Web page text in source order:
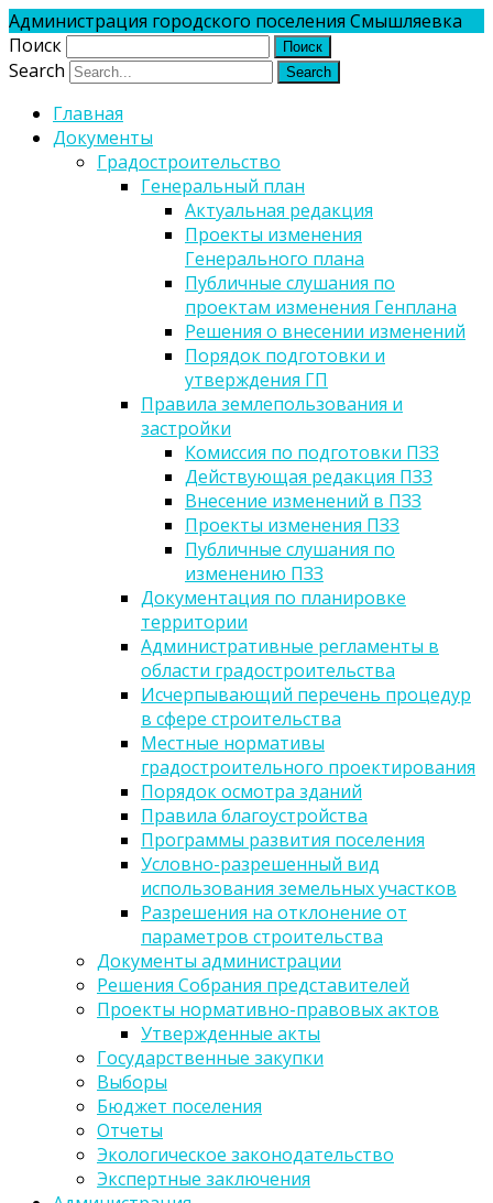
Администрация городского поселения Смышляевка
Поиск
Search
Главная
Документы
Градостроительство
Генеральный план
Актуальная редакция
Проекты изменения
Генерального плана
Публичные слушания по
проектам изменения Генплана
Решения о внесении изменений
Порядок подготовки и
утверждения ГП
Правила землепользования и
застройки
Комиссия по подготовки ПЗЗ
Действующая редакция ПЗЗ
Внесение изменений в ПЗЗ
Проекты изменения ПЗЗ
Публичные слушания по
изменению ПЗЗ
Документация по планировке
территории
Административные регламенты в
области градостроительства
Исчерпывающий перечень процедур
в сфере строительства
Местные нормативы
градостроительного проектирования
Порядок осмотра зданий
Правила благоустройства
Программы развития поселения
Условно-разрешенный вид
использования земельных участков
Разрешения на отклонение от
параметров строительства
Документы администрации
Решения Собрания представителей
Проекты нормативно-правовых актов
Утвержденные акты
Государственные закупки
Выборы
Бюджет поселения
Отчеты
Экологическое законодательство
Экспертные заключения